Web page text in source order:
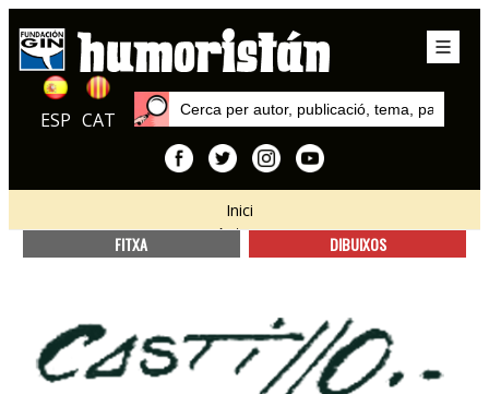
ESP CAT
Inici
Autors
FITXA DIBUIXOS